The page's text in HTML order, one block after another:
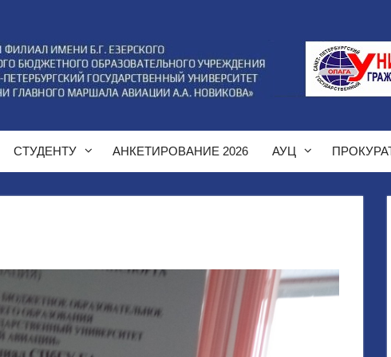
СТУДЕНТУ АНКЕТИРОВАНИЕ 2026 АУЦ